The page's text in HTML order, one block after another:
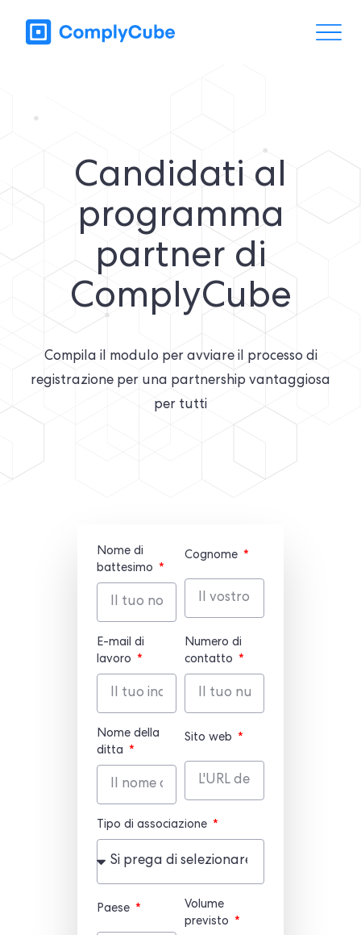
Candidati al
programma
partner di
ComplyCube
Compila il modulo per avviare il processo di
registrazione per una partnership vantaggiosa
per tutti
Nome di
battesimo
Cognome
E-mail di
lavoro
Numero di
contatto
Nome della
ditta
Sito web
Tipo di associazione
Paese
Volume
previsto